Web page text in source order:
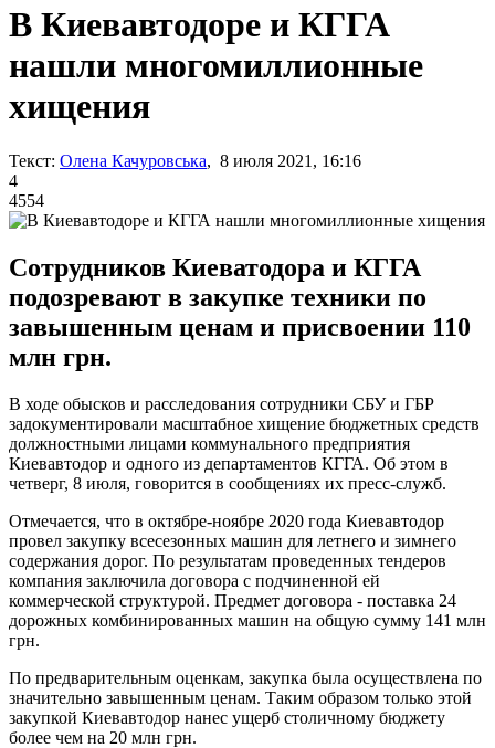
В Киевавтодоре и КГГА
нашли многомиллионные
хищения
Текст: Олена Качуровська, 8 июля 2021, 16:16
4
4554
Сотрудников Киеватодора и КГГА
подозревают в закупке техники по
завышенным ценам и присвоении 110
млн грн.
В ходе обысков и расследования сотрудники СБУ и ГБР
задокументировали масштабное хищение бюджетных средств
должностными лицами коммунального предприятия
Киевавтодор и одного из департаментов КГГА. Об этом в
четверг, 8 июля, говорится в сообщениях их пресс-служб.
Отмечается, что в октябре-ноябре 2020 года Киевавтодор
провел закупку всесезонных машин для летнего и зимнего
содержания дорог. По результатам проведенных тендеров
компания заключила договора с подчиненной ей
коммерческой структурой. Предмет договора - поставка 24
дорожных комбинированных машин на общую сумму 141 млн
грн.
По предварительным оценкам, закупка была осуществлена по
значительно завышенным ценам. Таким образом только этой
закупкой Киевавтодор нанес ущерб столичному бюджету
более чем на 20 млн грн.